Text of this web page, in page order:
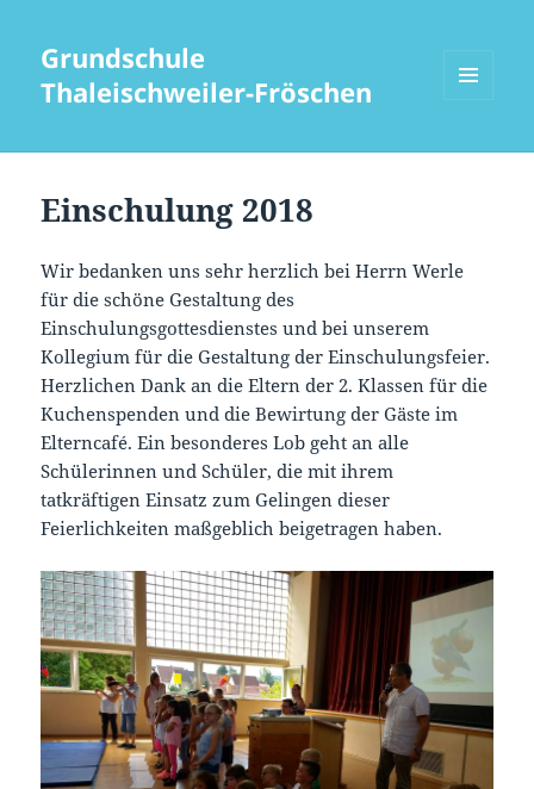
Grundschule
Thaleischweiler-Fröschen
WIDGETS
Einschulung 2018
Wir bedanken uns sehr herzlich bei Herrn Werle
für die schöne Gestaltung des
Einschulungsgottesdienstes und bei unserem
Kollegium für die Gestaltung der Einschulungsfeier.
Herzlichen Dank an die Eltern der 2. Klassen für die
Kuchenspenden und die Bewirtung der Gäste im
Elterncafé. Ein besonderes Lob geht an alle
Schülerinnen und Schüler, die mit ihrem
tatkräftigen Einsatz zum Gelingen dieser
Feierlichkeiten maßgeblich beigetragen haben.